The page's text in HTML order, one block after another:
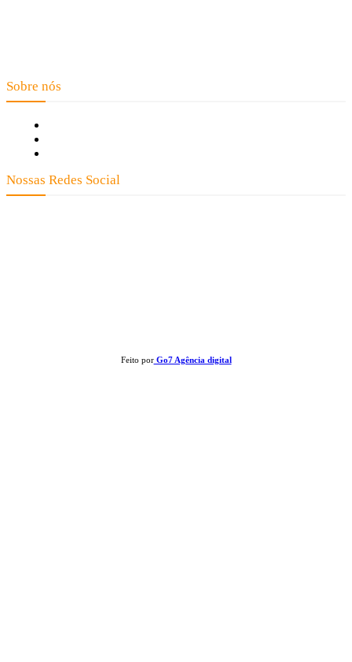
Sobre nós
Nossas Redes Social
Feito porGo7 Agência digital